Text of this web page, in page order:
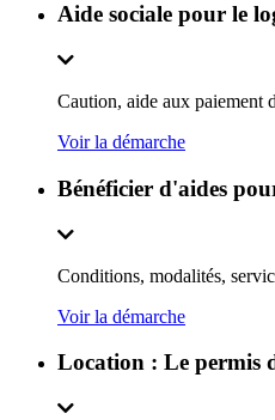
Aide sociale pour le
Caution, aide aux paiement
Voir la démarche
Bénéficier d'aides
Conditions, modalités,
Voir la démarche
Location : Le permis